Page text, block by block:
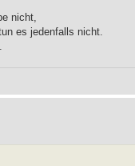
nicht,
es jedenfalls nicht.